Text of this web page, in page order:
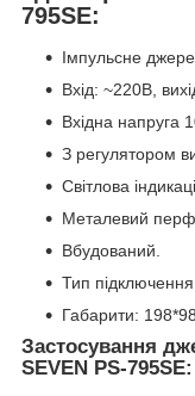
795SE:
Імпульсне
Вхід: ~220В,
Вхідна напруга
З регулятором
Світлова
Металевий
Вбудований.
Тип
Габарити:
Застосування
SEVEN PS-795SE: